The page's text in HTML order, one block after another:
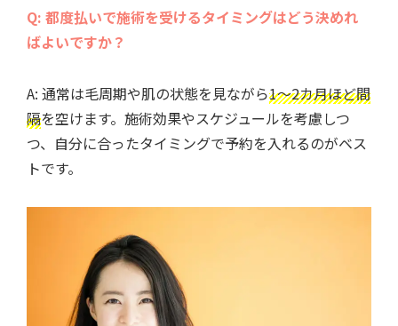
Q: 都度払いで施術を受けるタイミングはどう決めれ
ばよいですか？
A: 通常は毛周期や肌の状態を見ながら1～2カ月ほど間
隔を空けます。施術効果やスケジュールを考慮しつ
つ、自分に合ったタイミングで予約を入れるのがベス
トです。